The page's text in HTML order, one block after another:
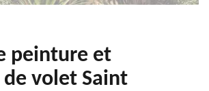
peinture et
de volet Saint